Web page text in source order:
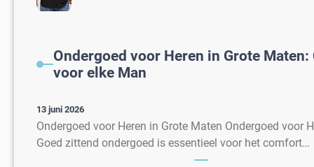
Ondergoed voor Heren in Grote
voor elke Man
13 juni 2026
Ondergoed voor Heren in Grote Maten Ondergoed voor
Goed zittend ondergoed is essentieel voor het comfort…